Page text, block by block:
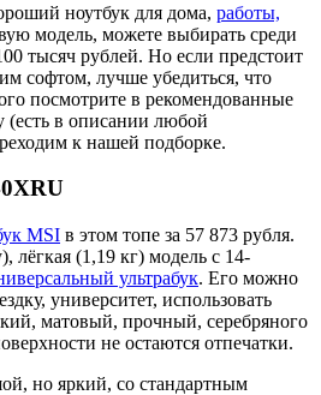
ноутбук для дома, работы,
модель, можете выбирать среди
тысяч рублей. Но если предстоит
софтом, лучше убедиться, что
посмотрите в рекомендованные
(есть в описании любой
к нашей подборке.
MSI в этом топе за 57 873 рубля.
лёгкая (1,19 кг) модель с 14-
ультрабук. Его можно
университет, использовать
матовый, прочный, серебряного
не остаются отпечатки.
но яркий, со стандартным